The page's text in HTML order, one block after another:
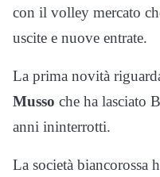
con il volley mercato
uscite e nuove entrate.
La prima novità
Musso che ha lasciato
anni ininterrotti.
La società biancorossa